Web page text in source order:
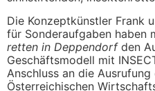
Die Konzeptkünstler Frank
für Sonderaufgaben haben
retten in Deppendorfden
Geschäftsmodell mit
Anschluss an die
Österreichischen